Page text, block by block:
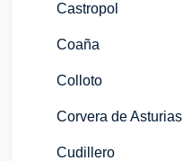
Castropol
Coaña
Colloto
Corvera de Asturias
Cudillero